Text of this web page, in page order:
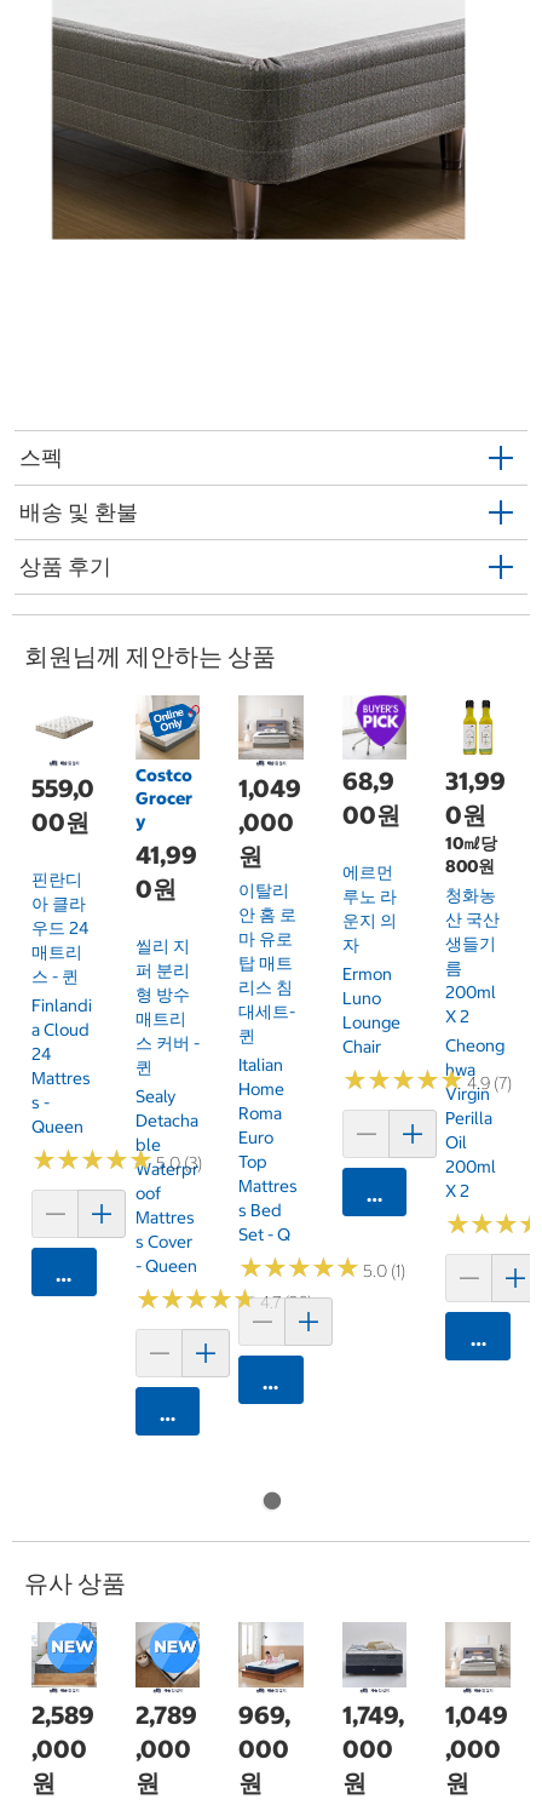
스펙
배송 및 환불
상품 후기
회원님께 제안하는 상품
559,0
00원
핀란디
아 클라
우드 24
매트리
스 - 퀸
Finlandi
A Cloud
24
Mattres
S -
Queen
★★★★★
★★★★★5.0 (3)
카트에 담기
Costco
Grocer
y
41,99
0원
씰리 지
퍼 분리
형 방수
매트리
스 커버 -
퀸
Sealy
Detacha
Ble
Waterpr
Oof
Mattres
S Cover
- Queen
★★★★★
★★★★★4.7 (36)
카트에 담기
1,049
,000
원
이탈리
안 홈 로
마 유로
탑 매트
리스 침
대세트-
퀸
Italian
Home
Roma
Euro
Top
Mattres
S Bed
Set - Q
★★★★★
★★★★★ 5.0 (1)
카트에 담기
68,9
00원
에르먼
루노 라
운지 의
자
Ermon
Luno
Lounge
Chair
★★★★★
★★★★★4.9 (7)
카트에 담기
31,99
0원
10㎖당
800원
청화농
산 국산
생들기
름
200ml
X 2
Cheong
Hwa
Virgin
Perilla
Oil
200ml
X 2
★★★
★★★
카트에
유사 상품
2,589
,000
원
2,789
,000
원
969,
000
원
1,749,
000
원
1,049
,000
원